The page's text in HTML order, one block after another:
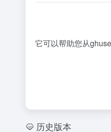
它可以帮助您从
历史版本